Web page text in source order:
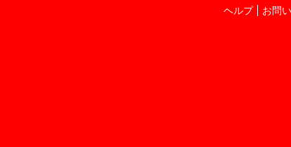
ヘルプ
お問